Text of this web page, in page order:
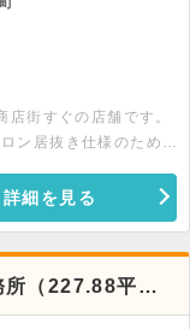
街すぐの店舗です。
ン居抜き仕様のためス
詳細を見る
所（227.88平